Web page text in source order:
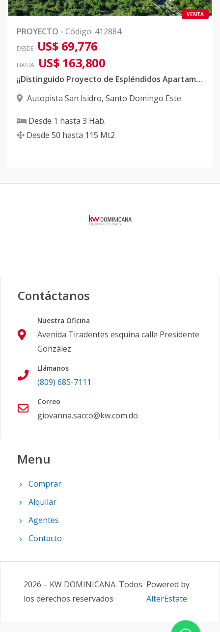
VENTA
PROYECTO - Código: 412884
DESDE US$ 69,776
HASTA US$ 163,800
¡¡Distinguido Proyecto de Espléndidos Apartamentos en San Isidro!!
Autopista San Isidro, Santo Domingo Este
Desde 1 hasta 3 Hab.
Desde 50 hasta 115 Mt2
Contáctanos
Nuestra Oficina
Avenida Tiradentes esquina calle Presidente
González
Llámanos
(809) 685-7111
Correo
giovanna.sacco@kw.com.do
Menu
Comprar
Alquilar
Agentes
Contacto
2026 – KW DOMINICANA. Todos
los derechos reservados
Powered by
AlterEstate